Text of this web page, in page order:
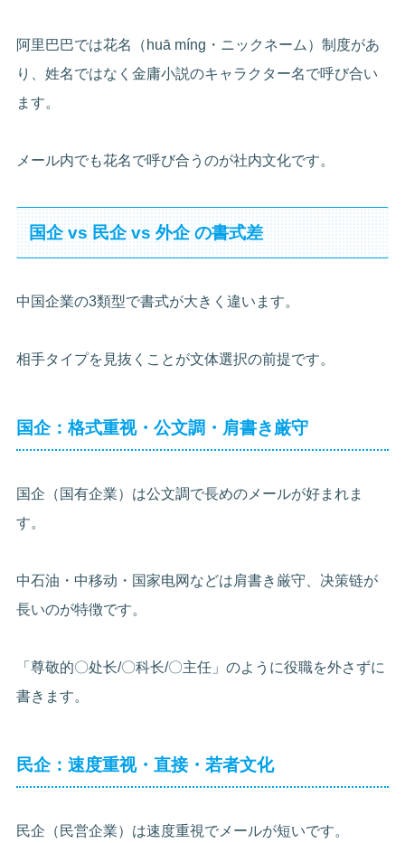
阿里巴巴では花名（huā míng・ニックネーム）制度があ
り、姓名ではなく金庸小説のキャラクター名で呼び合い
ます。
メール内でも花名で呼び合うのが社内文化です。
国企 vs 民企 vs 外企 の書式差
中国企業の3類型で書式が大きく違います。
相手タイプを見抜くことが文体選択の前提です。
国企：格式重视・公文調・肩書き厳守
国企（国有企業）は公文調で長めのメールが好まれま
す。
中石油・中移动・国家电网などは肩書き厳守、决策链が
長いのが特徴です。
「尊敬的〇处长/〇科长/〇主任」のように役職を外さずに
書きます。
民企：速度重视・直接・若者文化
民企（民営企業）は速度重視でメールが短いです。